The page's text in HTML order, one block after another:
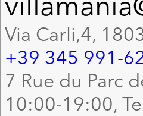
Via Carli,4,
+39 345 991-
7 Rue du Parc
10:00-19:00,